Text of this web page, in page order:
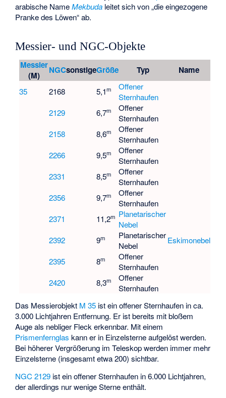
arabische NameMekbuda leitet sich von „die eingezogene
Pranke des Löwen“ ab.
Messier- und NGC-Objekte
Messier
(M)
NGCsonstigeGröße Typ Name
35 2168 5,1m
Offener
Sternhaufen
2129
6,7m
Offener
Sternhaufen
2158
8,6m
Offener
Sternhaufen
2266
9,5m
Offener
Sternhaufen
2331
8,5m
Offener
Sternhaufen
2356
9,7m
Offener
Sternhaufen
2371
11,2m Planetarischer
Nebel
2392
9m
Planetarischer
Nebel
Eskimonebel
2395
8m
Offener
Sternhaufen
2420
8,3m
Offener
Sternhaufen
Das Messierobjekt M 35 ist ein offener Sternhaufen in ca.
3.000 Lichtjahren Entfernung. Er ist bereits mit bloßem
Auge als nebliger Fleck erkennbar. Mit einem
Prismenfernglas kann er in Einzelsterne aufgelöst werden.
Bei höherer Vergrößerung im Teleskop werden immer mehr
Einzelsterne (insgesamt etwa 200) sichtbar.
NGC 2129 ist ein offener Sternhaufen in 6.000 Lichtjahren,
der allerdings nur wenige Sterne enthält.